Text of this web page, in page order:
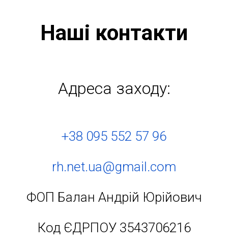
Наші контакти
Адреса заходу:
+38 095 552 57 96
rh.net.ua@gmail.com
ФОП Балан Андрій Юрійович
Код ЄДРПОУ 3543706216